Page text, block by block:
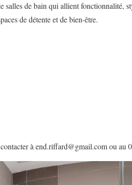
salles de bain qui allient fonctionnalité,
de détente et de bien-être.
à end.riffard@gmail.com ou au